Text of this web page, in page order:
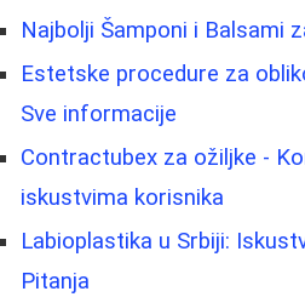
Najbolji Šamponi i Balsami
Estetske procedure za
Sve informacije
Contractubex za ožiljke -
iskustvima korisnika
Labioplastika u Srbiji:
Pitanja